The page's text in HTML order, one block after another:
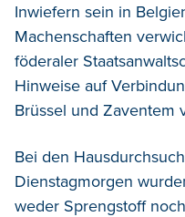
Inwiefern sein in
Machenschaften
föderaler
Hinweise auf
Brüssel und Zaventem
Bei den
Dienstagmorgen
weder Sprengstoff